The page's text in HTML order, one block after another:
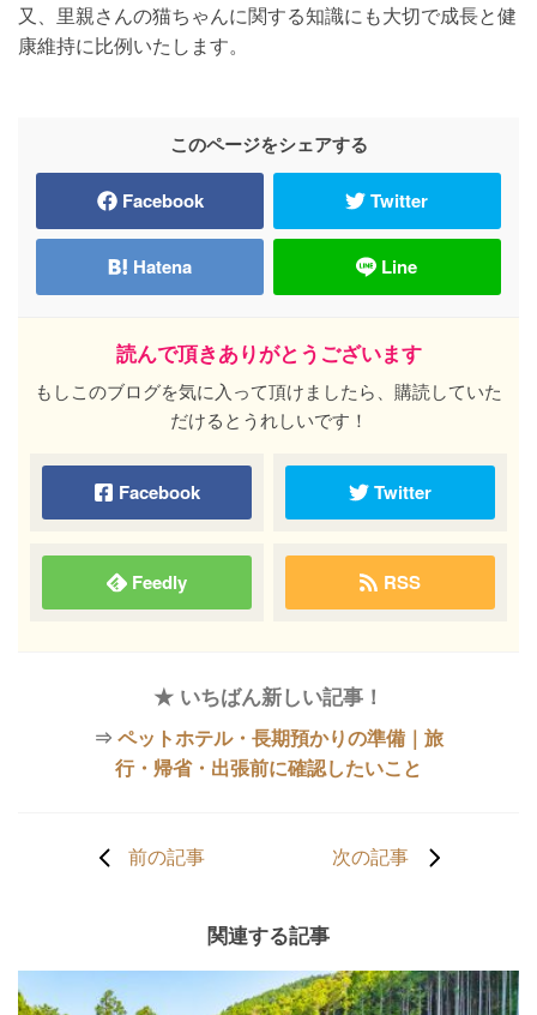
又、里親さんの猫ちゃんに関する知識にも大切で成長と健
康維持に比例いたします。
このページをシェアする
Facebook Twitter
Hatena Line
読んで頂きありがとうございます
もしこのブログを気に入って頂けましたら、購読していた
だけるとうれしいです！
Facebook Twitter
Feedly RSS
★ いちばん新しい記事！
⇒ ペットホテル・長期預かりの準備｜旅
行・帰省・出張前に確認したいこと
前の記事 次の記事
関連する記事